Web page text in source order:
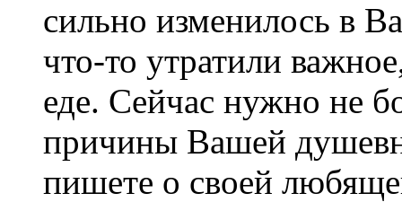
сильно изменилось в
что-то утратили
еде. Сейчас нужно не
причины Вашей
пишете о своей